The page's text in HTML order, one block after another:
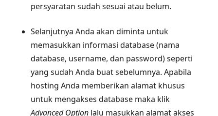
persyaratan sudah sesuai atau belum.
Selanjutnya Anda akan diminta untuk
memasukkan informasi database (nama
database, username, dan password) seperti
yang sudah Anda buat sebelumnya. Apabila
hosting Anda memberikan alamat khusus
untuk mengakses database maka klik
Advanced Option lalu masukkan alamat akses